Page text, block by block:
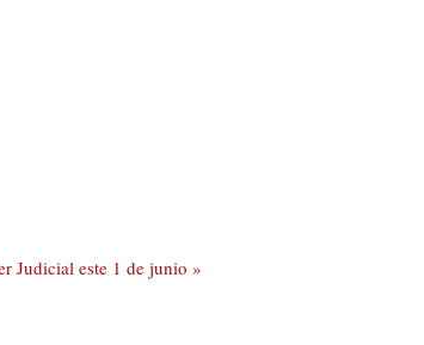
Judicial este 1 de junio »